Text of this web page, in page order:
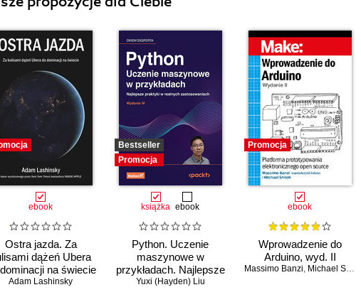
ebook
Ostra jazda. Za
dążeń Ubera
na świecie
Adam Lashinsky
Bestseller
Promocja
książka ebook
Python. Uczenie
maszynowe w
przykładach. Najlepsze
praktyki w realnych
Yuxi (Hayden) Liu
Promocja
ebook
Wprowadzenie do
Arduino, wyd. II
Massimo Banzi, Michael Shiloh